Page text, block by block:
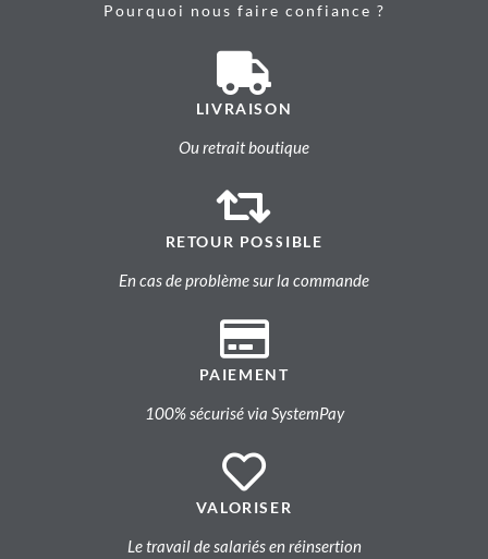
Pourquoi nous faire confiance ?
LIVRAISON
Ou retrait boutique
RETOUR POSSIBLE
En cas de problème sur la commande
PAIEMENT
100% sécurisé via SystemPay
VALORISER
Le travail de salariés en réinsertion